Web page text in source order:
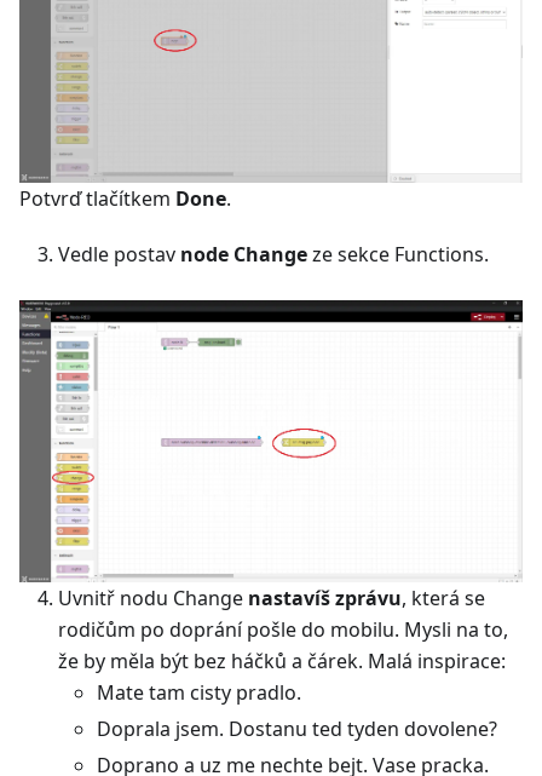
Potvrď tlačítkem Done.
Vedle postav node Changeze sekce Functions.
Uvnitř nodu Change nastavíš zprávu, která se
rodičům po doprání pošle do mobilu. Mysli na to,
že by měla být bez háčků a čárek. Malá inspirace:
Mate tam cisty pradlo.
Doprala jsem. Dostanu ted tyden dovolene?
Doprano a uz me nechte bejt. Vase pracka.